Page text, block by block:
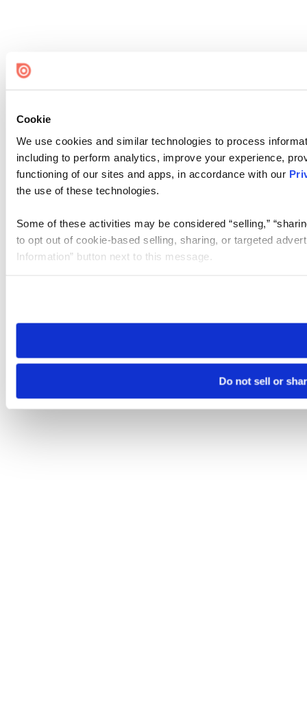
Cookie
We use cookies and similar technologies to process
including to perform analytics, improve your experience,
functioning of our sites and apps, in accordance with our
the use of these technologies.
Some of these activities may be considered “selling,”
to opt out of cookie-based selling, sharing, or targeted
Information” button next to this message.
need to be set again.
Do not sell or